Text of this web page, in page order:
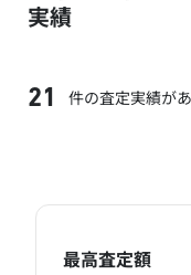
実績
21 件の査定実績があ
最高査定額